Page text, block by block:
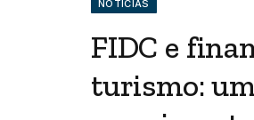
NOTÍCIAS
FIDC e
turismo: